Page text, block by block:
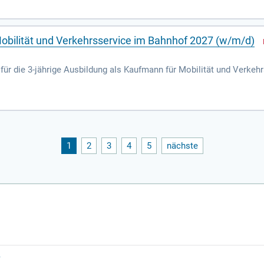
und Verkehrsservice im Bahnhof 2027 (w/m/d)
die 3-jährige Ausbildung als Kaufmann für Mobilität und
1 2 3 4 5 nächste